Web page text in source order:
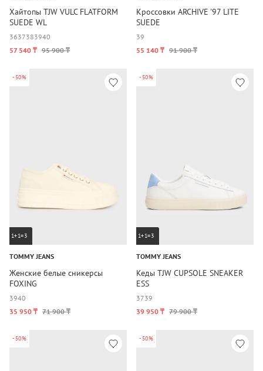
Хайтопы TJW VULC FLATFORM
SUEDE WL
3637383940
57 540 ₸ 95 900 ₸
Кроссовки ARCHIVE '97 LITE
SUEDE
39
55 140 ₸ 91 900 ₸
-50%
1+1=3
TOMMY JEANS
Женские белые сникерсы
FOXING
3940
35 950 ₸ 71 900 ₸
-50%
1+1=3
TOMMY JEANS
Кеды TJW CUPSOLE SNEAKER
ESS
3739
39 950 ₸ 79 900 ₸
-50% -50%